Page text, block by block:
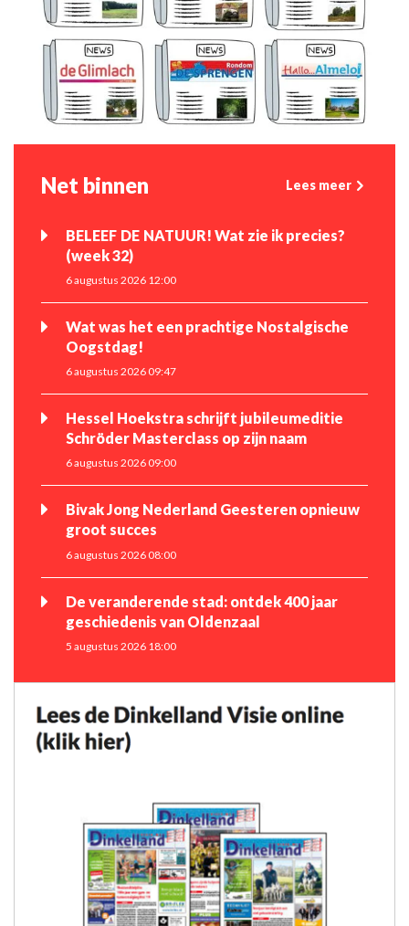
Net binnen Lees meer
BELEEF DE NATUUR! Wat zie ik precies?
(week 32)
6 augustus 2026 12:00
Wat was het een prachtige Nostalgische
Oogstdag!
6 augustus 2026 09:47
Hessel Hoekstra schrijft jubileumeditie
Schröder Masterclass op zijn naam
6 augustus 2026 09:00
Bivak Jong Nederland Geesteren opnieuw
groot succes
6 augustus 2026 08:00
De veranderende stad: ontdek 400 jaar
geschiedenis van Oldenzaal
5 augustus 2026 18:00